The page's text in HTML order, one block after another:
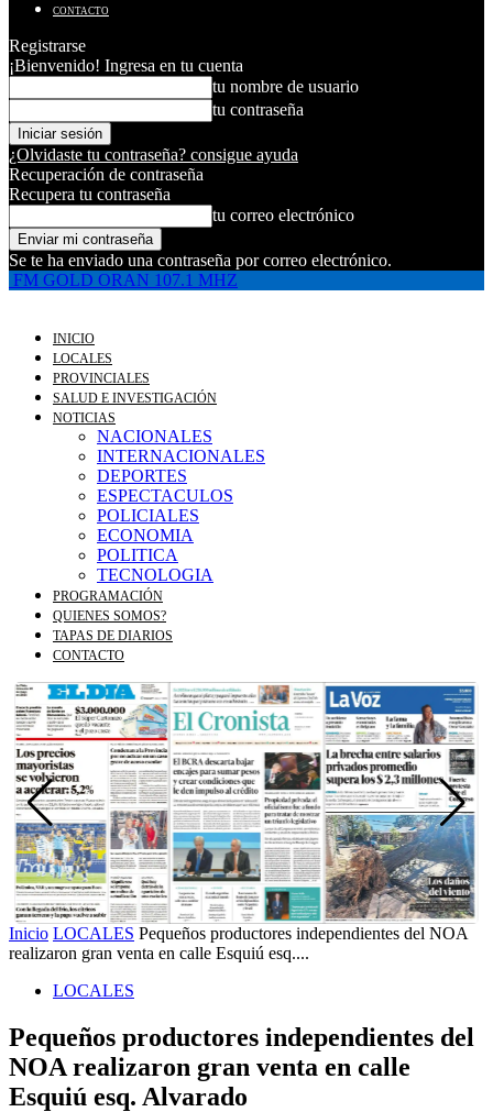
CONTACTO
Registrarse
¡Bienvenido! Ingresa en tu cuenta
tu nombre de usuario
tu contraseña
¿Olvidaste tu contraseña? consigue ayuda
Recuperación de contraseña
Recupera tu contraseña
tu correo electrónico
Se te ha enviado una contraseña por correo electrónico.
FM GOLD ORAN 107.1 MHZ
INICIO
LOCALES
PROVINCIALES
SALUD E INVESTIGACIÓN
NOTICIAS
NACIONALES
INTERNACIONALES
DEPORTES
ESPECTACULOS
POLICIALES
ECONOMIA
POLITICA
TECNOLOGIA
PROGRAMACIÓN
QUIENES SOMOS?
TAPAS DE DIARIOS
CONTACTO
Inicio LOCALES Pequeños productores independientes del NOA
realizaron gran venta en calle Esquiú esq....
LOCALES
Pequeños productores independientes del
NOA realizaron gran venta en calle
Esquiú esq. Alvarado